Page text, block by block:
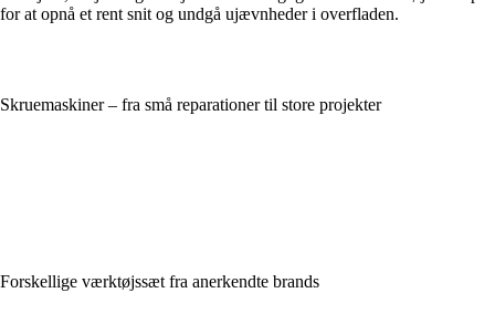
for at opnå et rent snit og undgå ujævnheder i overfladen.
Skruemaskiner – fra små reparationer til store projekter
Forskellige værktøjssæt fra anerkendte brands